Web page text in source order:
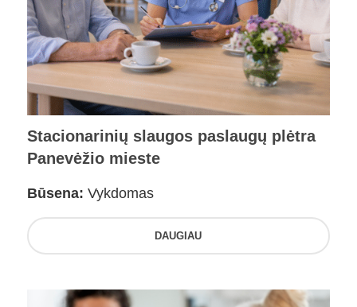
Stacionarinių slaugos paslaugų plėtra
Panevėžio mieste
Būsena: Vykdomas
DAUGIAU